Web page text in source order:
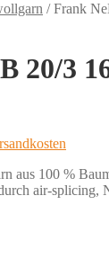
/Frank
20/3
aus 100 %
air-splicing,